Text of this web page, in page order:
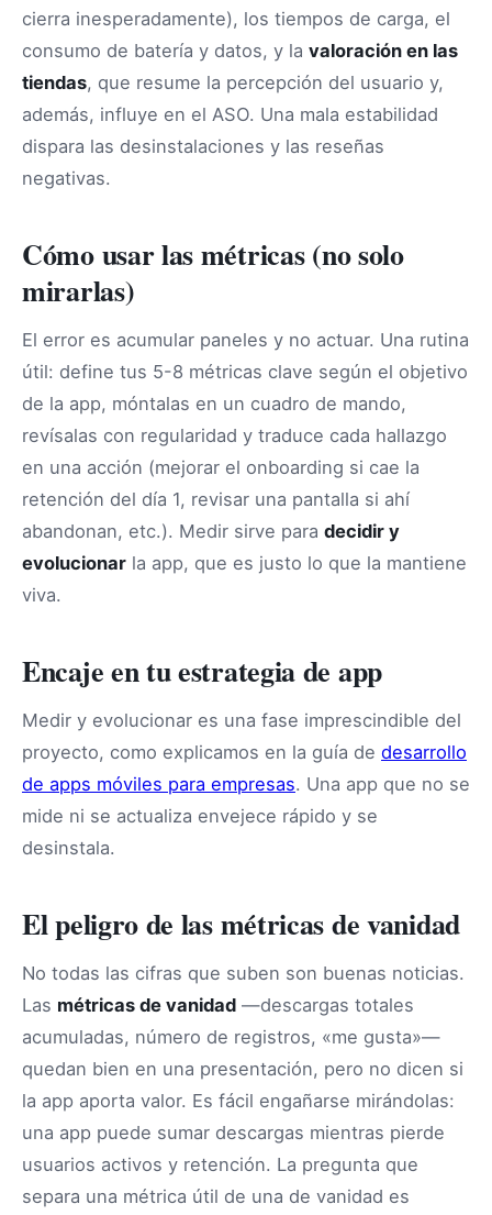
cierra inesperadamente), los tiempos de carga, el
consumo de batería y datos, y la valoración en las
tiendas, que resume la percepción del usuario y,
además, influye en el ASO. Una mala estabilidad
dispara las desinstalaciones y las reseñas
negativas.
Cómo usar las métricas (no solo
mirarlas)
El error es acumular paneles y no actuar. Una rutina
útil: define tus 5-8 métricas clave según el objetivo
de la app, móntalas en un cuadro de mando,
revísalas con regularidad y traduce cada hallazgo
en una acción (mejorar el onboarding si cae la
retención del día 1, revisar una pantalla si ahí
abandonan, etc.). Medir sirve para decidir y
evolucionar la app, que es justo lo que la mantiene
viva.
Encaje en tu estrategia de app
Medir y evolucionar es una fase imprescindible del
proyecto, como explicamos en la guía de desarrollo
de apps móviles para empresas. Una app que no se
mide ni se actualiza envejece rápido y se
desinstala.
El peligro de las métricas de vanidad
No todas las cifras que suben son buenas noticias.
Las métricas de vanidad —descargas totales
acumuladas, número de registros, «me gusta»—
quedan bien en una presentación, pero no dicen si
la app aporta valor. Es fácil engañarse mirándolas:
una app puede sumar descargas mientras pierde
usuarios activos y retención. La pregunta que
separa una métrica útil de una de vanidad es